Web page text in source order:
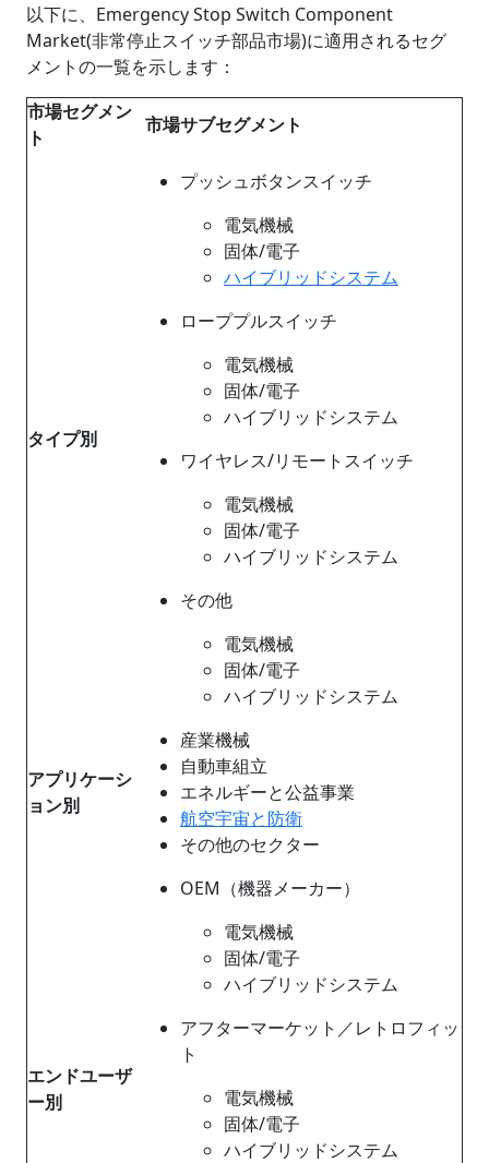
以下に、Emergency Stop Switch Component
Market(非常停止スイッチ部品市場)に適用されるセグ
メントの一覧を示します：
市場セグメン
ト
市場サブセグメント
タイプ別
プッシュボタンスイッチ
電気機械
固体/電子
ハイブリッドシステム
ローププルスイッチ
電気機械
固体/電子
ハイブリッドシステム
ワイヤレス/リモートスイッチ
電気機械
固体/電子
ハイブリッドシステム
その他
電気機械
固体/電子
ハイブリッドシステム
アプリケーシ
ョン別
産業機械
自動車組立
エネルギーと公益事業
航空宇宙と防衛
その他のセクター
エンドユーザ
ー別
OEM（機器メーカー）
電気機械
固体/電子
ハイブリッドシステム
アフターマーケット／レトロフィッ
ト
電気機械
固体/電子
ハイブリッドシステム